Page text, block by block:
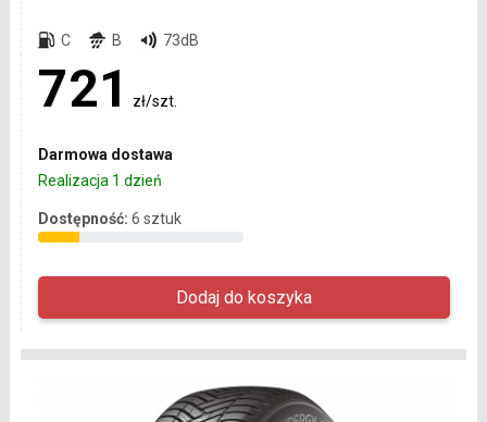
C B 73dB
721 zł/szt.
Darmowa dostawa
Realizacja 1 dzień
Dostępność: 6 sztuk